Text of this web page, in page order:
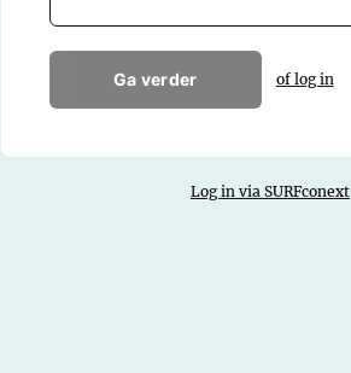
Ga verder of log in
Log in via SURFconext